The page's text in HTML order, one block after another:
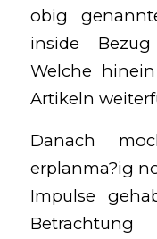
obig
inside
Welche
Artikeln
Danach
erplanma?ig
Impulse